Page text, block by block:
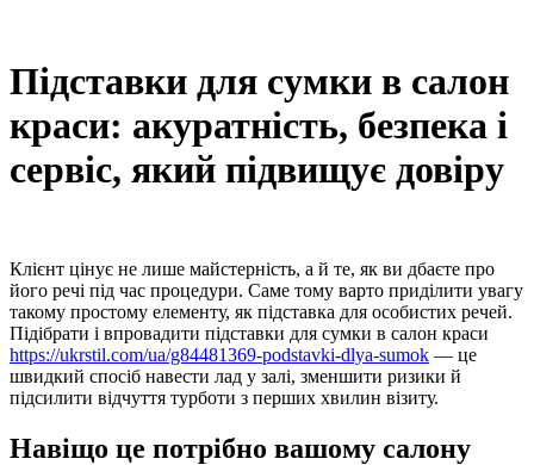
Підставки для сумки в салон
краси: акуратність, безпека і
сервіс, який підвищує довіру
Клієнт цінує не лише майстерність, а й те, як ви дбаєте про
його речі під час процедури. Саме тому варто приділити увагу
такому простому елементу, як підставка для особистих речей.
Підібрати і впровадити підставки для сумки в салон краси
https://ukrstil.com/ua/g84481369-podstavki-dlya-sumok — це
швидкий спосіб навести лад у залі, зменшити ризики й
підсилити відчуття турботи з перших хвилин візиту.
Навіщо це потрібно вашому салону